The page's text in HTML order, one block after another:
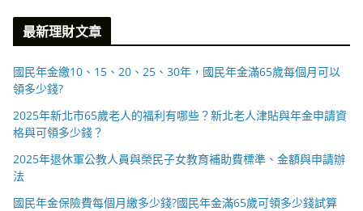
最新理財文章
國民年金繳10、15、20、25、30年，國民年金滿65歲每個月可以
領多少錢?
2025年新北市65歲老人的福利有哪些？新北老人津貼與年金申請資
格與可領多少錢？
2025年退休軍公教人員與榮民子女教育補助費標準、金額與申請辦
法
國民年金保險費每個月繳多少錢?國民年金滿65歲可領多少錢試算